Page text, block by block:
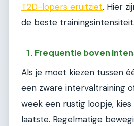
T2D-lopers eruitziet. Hier
de beste trainingsintensiteit.
1. Frequentie boven
Als je moet kiezen tussen
een zware intervaltraining
week een rustig loopje,
laatste. Regelmatige